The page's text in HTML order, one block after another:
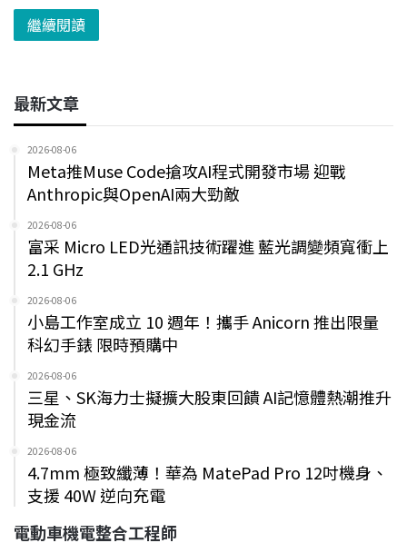
繼續閱讀
最新文章
2026-08-06
Meta推Muse Code搶攻AI程式開發市場 迎戰
Anthropic與OpenAI兩大勁敵
2026-08-06
富采 Micro LED光通訊技術躍進 藍光調變頻寬衝上
2.1 GHz
2026-08-06
小島工作室成立 10 週年！攜手 Anicorn 推出限量
科幻手錶 限時預購中
2026-08-06
三星、SK海力士擬擴大股東回饋 AI記憶體熱潮推升
現金流
2026-08-06
4.7mm 極致纖薄！華為 MatePad Pro 12吋機身、
支援 40W 逆向充電
電動車機電整合工程師